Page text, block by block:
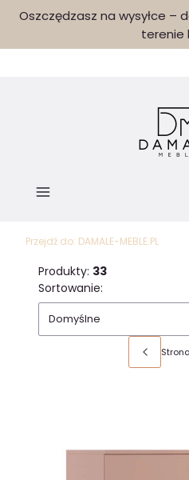
Oszczędzasz na wysyłce –
terenie
Przejdź do: DAMALE-MEBLE.PL
Produkty: 33
Lista produktów
Sortowanie:
Domyślne
Strona